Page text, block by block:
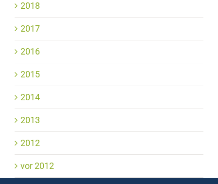
2018
2017
2016
2015
2014
2013
2012
vor 2012